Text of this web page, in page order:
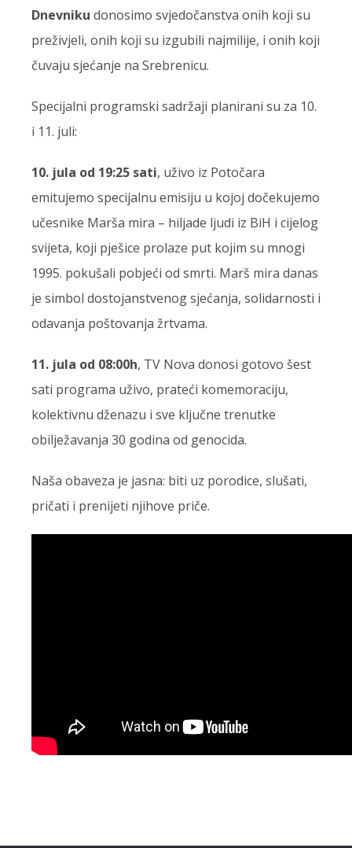
Dnevniku donosimo svjedočanstva onih koji su
preživjeli, onih koji su izgubili najmilije, i onih koji
čuvaju sjećanje na Srebrenicu.
Specijalni programski sadržaji planirani su za 10.
i 11. juli:
10. jula od 19:25 sati, uživo iz Potočara
emitujemo specijalnu emisiju u kojoj dočekujemo
učesnike Marša mira – hiljade ljudi iz BiH i cijelog
svijeta, koji pješice prolaze put kojim su mnogi
1995. pokušali pobjeći od smrti. Marš mira danas
je simbol dostojanstvenog sjećanja, solidarnosti i
odavanja poštovanja žrtvama.
11. jula od 08:00h, TV Nova donosi gotovo šest
sati programa uživo, prateći komemoraciju,
kolektivnu dženazu i sve ključne trenutke
obilježavanja 30 godina od genocida.
Naša obaveza je jasna: biti uz porodice, slušati,
pričati i prenijeti njihove priče.